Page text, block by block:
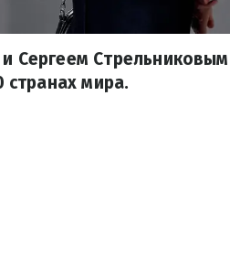
Сергеем Стрельниковым
мира.